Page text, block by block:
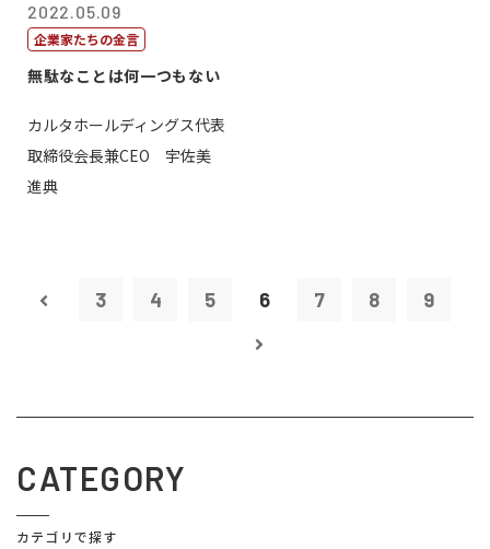
2022.05.09
企業家たちの金言
無駄なことは何一つもない
カルタホールディングス代表
取締役会長兼CEO 宇佐美
進典
3 4 5 6 7 8 9
CATEGORY
カテゴリで探す